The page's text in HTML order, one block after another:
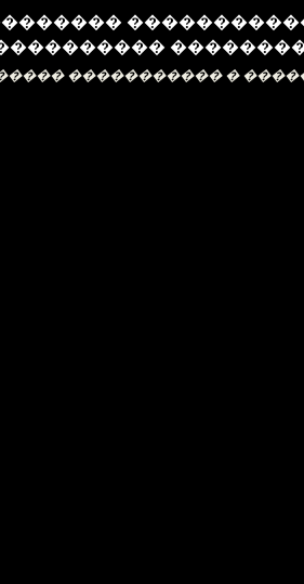
����������� �